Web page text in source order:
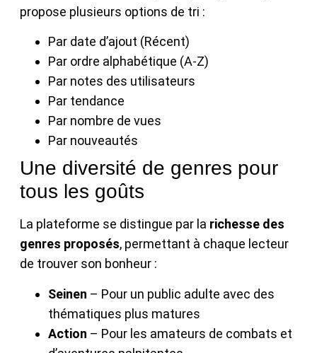
propose plusieurs options de tri :
Par date d’ajout (Récent)
Par ordre alphabétique (A-Z)
Par notes des utilisateurs
Par tendance
Par nombre de vues
Par nouveautés
Une diversité de genres pour
tous les goûts
La plateforme se distingue par la richesse des
genres proposés, permettant à chaque lecteur
de trouver son bonheur :
Seinen – Pour un public adulte avec des
thématiques plus matures
Action – Pour les amateurs de combats et